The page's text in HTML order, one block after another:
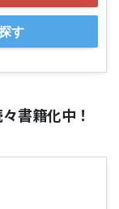
す
書籍化中！